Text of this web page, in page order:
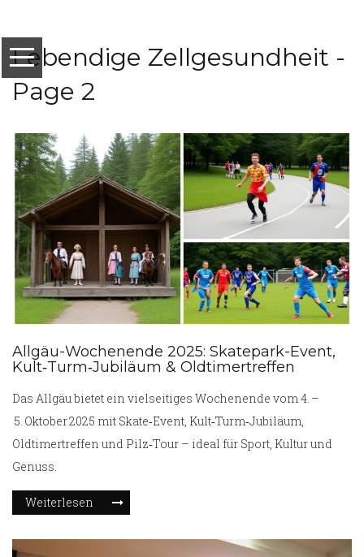
Lebendige Zellgesundheit -
Page 2
Allgäu-Wochenende 2025: Skatepark-Event,
Kult‑Turm‑Jubiläum & Oldtimertreffen
Das Allgäu bietet ein vielseitiges Wochenende vom 4. –
5. Oktober 2025 mit Skate‑Event, Kult‑Turm‑Jubiläum,
Oldtimertreffen und Pilz‑Tour – ideal für Sport, Kultur und
Genuss.
Weiterlesen